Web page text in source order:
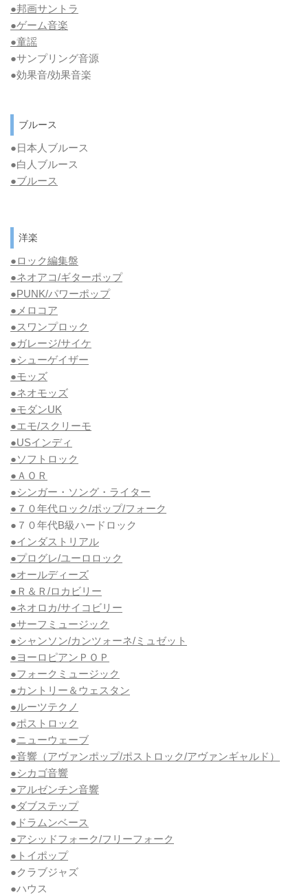
●邦画サントラ
●ゲーム音楽
●童謡
●サンプリング音源
●効果音/効果音楽
ブルース
●日本人ブルース
●白人ブルース
●ブルース
洋楽
●ロック編集盤
●ネオアコ/ギターポップ
●PUNK/パワーポップ
●メロコア
●スワンプロック
●ガレージ/サイケ
●シューゲイザー
●モッズ
●ネオモッズ
●モダンUK
●エモ/スクリーモ
●USインディ
●ソフトロック
●ＡＯＲ
●シンガー・ソング・ライター
●７０年代ロック/ポップ/フォーク
●７０年代B級ハードロック
●インダストリアル
●プログレ/ユーロロック
●オールディーズ
●Ｒ＆Ｒ/ロカビリー
●ネオロカ/サイコビリー
●サーフミュージック
●シャンソン/カンツォーネ/ミュゼット
●ヨーロピアンＰＯＰ
●フォークミュージック
●カントリー＆ウェスタン
●ルーツテクノ
●ポストロック
●ニューウェーブ
●音響（アヴァンポップ/ポストロック/アヴァンギャルド）
●シカゴ音響
●アルゼンチン音響
●ダブステップ
● ドラムンベース
●アシッドフォーク/フリーフォーク
●トイポップ
●クラブジャズ
●ハウス